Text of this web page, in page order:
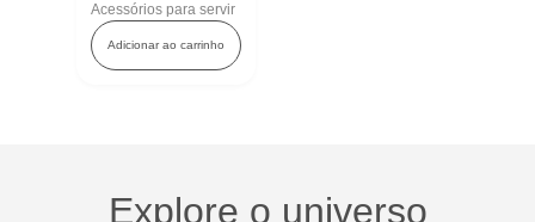
Acessórios para servir
Adicionar ao carrinho
Explore o universo